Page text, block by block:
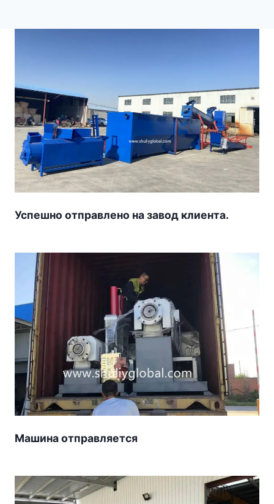
Успешно отправлено на завод клиента.
Машина отправляется